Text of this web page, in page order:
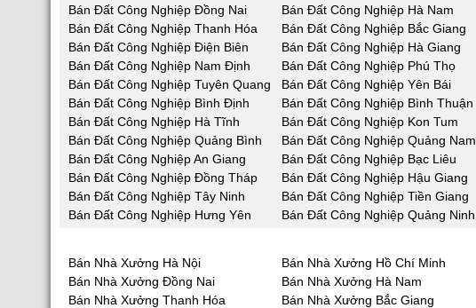
Bán Đất Công Nghiệp Đồng Nai
Bán Đất Công Nghiệp Hà Nam
Bán Đất Công Nghiệp Thanh Hóa
Bán Đất Công Nghiệp Bắc Giang
Bán Đất Công Nghiệp Điện Biên
Bán Đất Công Nghiệp Hà Giang
Bán Đất Công Nghiệp Nam Định
Bán Đất Công Nghiệp Phú Thọ
Bán Đất Công Nghiệp Tuyên Quang
Bán Đất Công Nghiệp Yên Bái
Bán Đất Công Nghiệp Bình Định
Bán Đất Công Nghiệp Bình Thuận
Bán Đất Công Nghiệp Hà Tĩnh
Bán Đất Công Nghiệp Kon Tum
Bán Đất Công Nghiệp Quảng Bình
Bán Đất Công Nghiệp Quảng Nam
Bán Đất Công Nghiệp An Giang
Bán Đất Công Nghiệp Bạc Liêu
Bán Đất Công Nghiệp Đồng Tháp
Bán Đất Công Nghiệp Hậu Giang
Bán Đất Công Nghiệp Tây Ninh
Bán Đất Công Nghiệp Tiền Giang
Bán Đất Công Nghiệp Hưng Yên
Bán Đất Công Nghiệp Quảng Ninh
Bán Nhà Xưởng Hà Nội Bán Nhà Xưởng Hồ Chí Minh
Bán Nhà Xưởng Đồng Nai
Bán Nhà Xưởng Hà Nam
Bán Nhà Xưởng Thanh Hóa
Bán Nhà Xưởng Bắc Giang